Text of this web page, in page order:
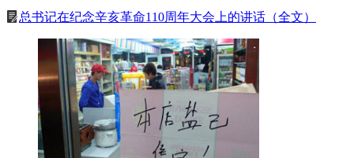
总书记在纪念辛亥革命110周年大会上的讲话（全文）